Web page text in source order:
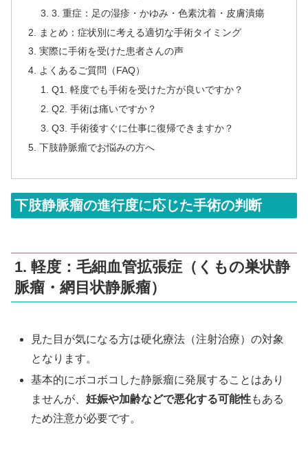
3. 重症：足の湿疹・かゆみ・色素沈着・皮膚潰瘍
まとめ：症状別に考える適切な手術タイミング
実際に手術を受けた患者さんの声
よくあるご質問（FAQ）
Q1. 軽度でも手術を受けた方が良いですか？
Q2. 手術は痛いですか？
Q3. 手術後すぐに仕事に復帰できますか？
下肢静脈瘤でお悩みの方へ
下肢静脈瘤の進行度に応じた手術の判断
1. 軽度：毛細血管拡張症（くもの巣状静
脈瘤・網目状静脈瘤）
見た目が気になる方は硬化療法（注射治療）の対象
となります。
基本的にボコボコした静脈瘤に発展することはあり
ませんが、妊娠や加齢などで悪化する可能性もある
ため注意が必要です。